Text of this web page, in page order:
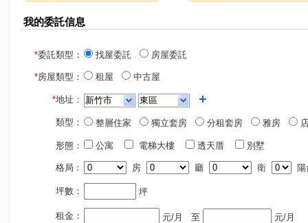
我的委託信息
*委託類型： 找屋委託 房屋委託
*房屋類型： 租屋 中古屋
*地址：
類型： 整層住家 獨立套房 分租套房 雅房
形態： 公寓 電梯大樓 透天厝 別墅
格局： 房 廳 衛 陽
坪數： 坪
租金： 元/月 至 元/月